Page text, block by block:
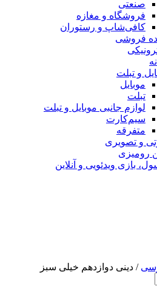
صنعتی
فروشگاه و مغازه
کافی‌شاپ و رستوران
فروشی
و تبلت
موبایل
تبلت
لوازم جانبی موبایل و تبلت
سیم‌کارت
متفرقه
و تصویری
رومیزی
بازی‌ ویدئویی و آنلاین
/ دینی دوازدهم خیلی سبز